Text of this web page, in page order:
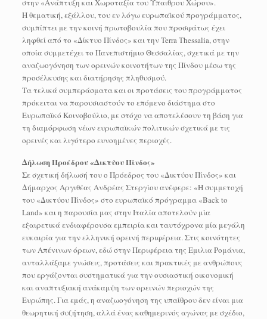
στην «Ανάπτυξη και Χωροταξία του Ύπαιθρου Χώρου».
Η θεματική, εξάλλου, του εν λόγω ευρωπαϊκού προγράμματος,
συμπίπτει με την κοινή πρωτοβουλία που προσφάτως έχει
ληφθεί από το «Δίκτυο Πίνδος» και την Terra Thessalia, στην
οποία συμμετέχει το Πανεπιστήμιο Θεσσαλίας, σχετικά με την
αναζωογόνηση των ορεινών κοινοτήτων της Πίνδου μέσω της
προσέλκυσης και διατήρησης πληθυσμού.
Τα τελικά συμπεράσματα και οι προτάσεις του προγράμματος
πρόκειται να παρουσιαστούν το επόμενο διάστημα στο
Ευρωπαϊκό Κοινοβούλιο, με στόχο να αποτελέσουν τη βάση για
τη διαμόρφωση νέων ευρωπαϊκών πολιτικών σχετικά με τις
ορεινές και λιγότερο ευνοημένες περιοχές.
Δήλωση Προέδρου «Δικτύου Πίνδος»
Σε σχετική δήλωσή του ο Πρόεδρος του «Δικτύου Πίνδος» και
Δήμαρχος Αργιθέας Ανδρέας Στεργίου ανέφερε: «Η συμμετοχή
του «Δικτύου Πίνδος» στο ευρωπαϊκό πρόγραμμα «Back to
Land» και η παρουσία μας στην Ιταλία αποτελούν μία
εξαιρετικά ενδιαφέρουσα εμπειρία και ταυτόχρονα μία μεγάλη
ευκαιρία για την ελληνική ορεινή περιφέρεια. Στις κοινότητες
των Απένινων όρεων, εδώ στην Περιφέρεια της Εμιλια Ρομάνια,
ανταλλάξαμε γνώσεις, προτάσεις και πρακτικές με ανθρώπους
που εργάζονται συστηματικά για την ουσιαστική οικονομική
και αναπτυξιακή ανάκαμψη των ορεινών περιοχών της
Ευρώπης. Για εμάς, η αναζωογόνηση της υπαίθρου δεν είναι μια
θεωρητική συζήτηση, αλλά ένας καθημερινός αγώνας με σχέδιο,